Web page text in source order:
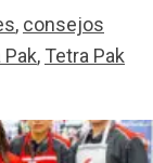
, consejos
, Tetra Pak